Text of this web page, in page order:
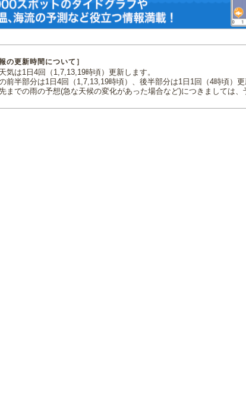
の更新時間について］
気は1日4回（1,7,13,19時頃）更新します。
前半部分は1日4回（1,7,13,19時頃）、後半部分は1日1回（4時頃）更
までの雨の予想(急な天候の変化があった場合など)につきましては、